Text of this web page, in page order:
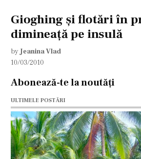
Gioghing şi flotări în
dimineaţă pe insulă
by Jeanina Vlad
10/03/2010
Abonează-te la noutăți
ULTIMELE POSTĂRI